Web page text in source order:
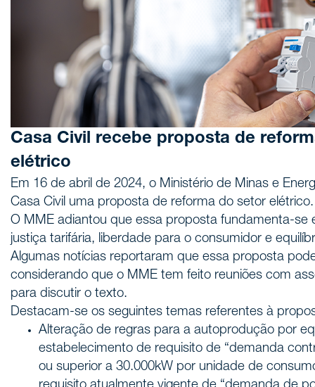
Casa Civil recebe proposta de
elétrico
Em 16 de abril de 2024, o Ministério de Minas e
Casa Civil uma proposta de reforma do setor elétrico.
O MME adiantou que essa proposta fundamenta-se
justiça tarifária, liberdade para o consumidor e
Algumas notícias reportaram que essa proposta
considerando que o MME tem feito reuniões com
para discutir o texto.
Destacam-se os seguintes temas referentes à
Alteração de regras para a autoprodução por
estabelecimento de requisito de “demanda
ou superior a 30.000kW por unidade de